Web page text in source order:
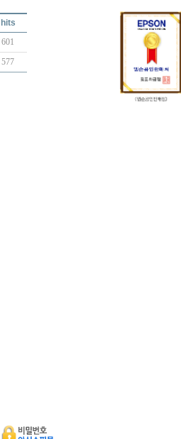
hits
601
577